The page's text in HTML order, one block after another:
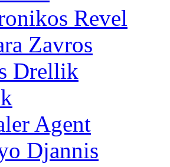
Revel
Zavros
Drellik
Agent
Djannis